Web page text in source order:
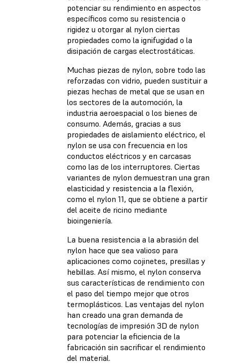
potenciar su rendimiento en aspectos
específicos como su resistencia o
rigidez u otorgar al nylon ciertas
propiedades como la ignifugidad o la
disipación de cargas electrostáticas.
Muchas piezas de nylon, sobre todo las
reforzadas con vidrio, pueden sustituir a
piezas hechas de metal que se usan en
los sectores de la automoción, la
industria aeroespacial o los bienes de
consumo. Además, gracias a sus
propiedades de aislamiento eléctrico, el
nylon se usa con frecuencia en los
conductos eléctricos y en carcasas
como las de los interruptores. Ciertas
variantes de nylon demuestran una gran
elasticidad y resistencia a la flexión,
como el nylon 11, que se obtiene a partir
del aceite de ricino mediante
bioingeniería.
La buena resistencia a la abrasión del
nylon hace que sea valioso para
aplicaciones como cojinetes, presillas y
hebillas. Así mismo, el nylon conserva
sus características de rendimiento con
el paso del tiempo mejor que otros
termoplásticos. Las ventajas del nylon
han creado una gran demanda de
tecnologías de impresión 3D de nylon
para potenciar la eficiencia de la
fabricación sin sacrificar el rendimiento
del material.